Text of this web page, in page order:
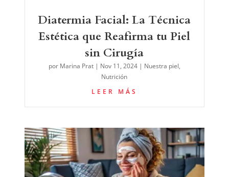
Diatermia Facial: La Técnica
Estética que Reafirma tu Piel
sin Cirugía
por Marina Prat| Nov 11, 2024| Nuestra piel,
Nutrición
LEER MÁS